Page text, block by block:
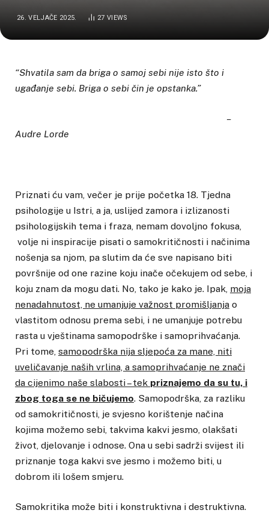
26. VELJAČE 2025. 27 VIEWS
“Shvatila sam da briga o samoj sebi nije isto što i
ugađanje sebi. Briga o sebi čin je opstanka.”
–
Audre Lorde
Priznati ću vam, večer je prije početka 18. Tjedna
psihologije u Istri, a ja, uslijed zamora i izlizanosti
psihologijskih tema i fraza, nemam dovoljno fokusa,
volje ni inspiracije pisati o samokritičnosti i načinima
nošenja sa njom, pa slutim da će sve napisano biti
površnije od one razine koju inače očekujem od sebe, i
koju znam da mogu dati. No, tako je kako je. Ipak, moja
nenadahnutost, ne umanjuje važnost promišljanja o
vlastitom odnosu prema sebi, i ne umanjuje potrebu
rasta u vještinama samopodrške i samoprihvaćanja.
Pri tome, samopodrška nija sljepoća za mane, niti
uveličavanje naših vrlina, a samoprihvaćanje ne znači
da cijenimo naše slabosti – tek priznajemo da su tu, i
zbog toga se ne bičujemo. Samopodrška, za razliku
od samokritičnosti, je svjesno korištenje načina
kojima možemo sebi, takvima kakvi jesmo, olakšati
život, djelovanje i odnose. Ona u sebi sadrži svijest ili
priznanje toga kakvi sve jesmo i možemo biti, u
dobrom ili lošem smjeru.
Samokritika može biti i konstruktivna i destruktivna.